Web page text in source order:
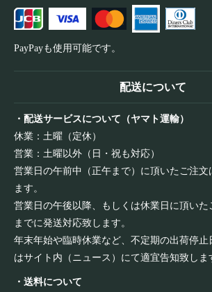
PayPayも使用可能です。
配送について
・配送サービスについて（ヤマト運輸）
休業：土曜（定休）
営業：土曜以外（日・祝も対応）
営業日の午前中（正午まで）に頂いたご注文
ます。
営業日の午後以降、もしくは休業日に頂いた
までに発送対応致します。
年末年始や臨時休業など、不定期の出荷停止
はサイト内（ニュース）にて適宜告知致しま
・送料について